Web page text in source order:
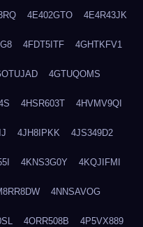
4E402GTO 4E4R43JK
4FDT5ITF 4GHTKFV1
4GTUQOMS
4HSR603T 4HVMV9QI
4JH8IPKK 4JS349D2
4KNS3G0Y 4KQJIFMI
4NNSAVOG
4ORR508B 4P5VX889